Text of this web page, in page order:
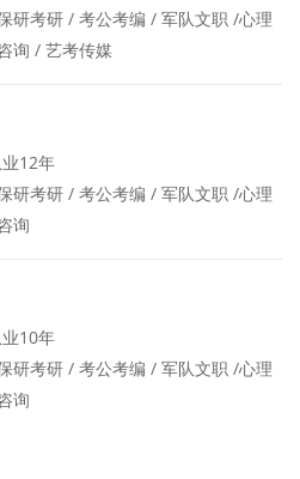
研考研 / 考公考编 / 军队文职 /心理
询 / 艺考传媒
12年
研考研 / 考公考编 / 军队文职 /心理
询
10年
研考研 / 考公考编 / 军队文职 /心理
询